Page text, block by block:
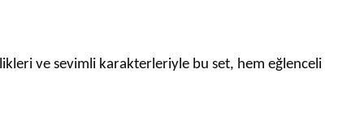
ve sevimli karakterleriyle bu set, hem eğlenceli